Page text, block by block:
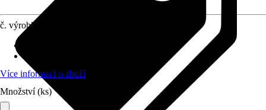
č. výrobku
Více informací o zboží
Množství (ks)